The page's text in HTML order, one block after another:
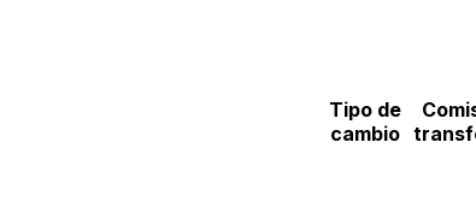
Tipo de
cambio